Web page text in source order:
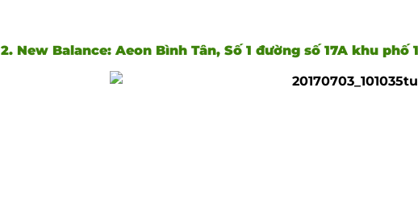
2. New Balance: Aeon Bình Tân, Số 1 đường số 17A khu phố